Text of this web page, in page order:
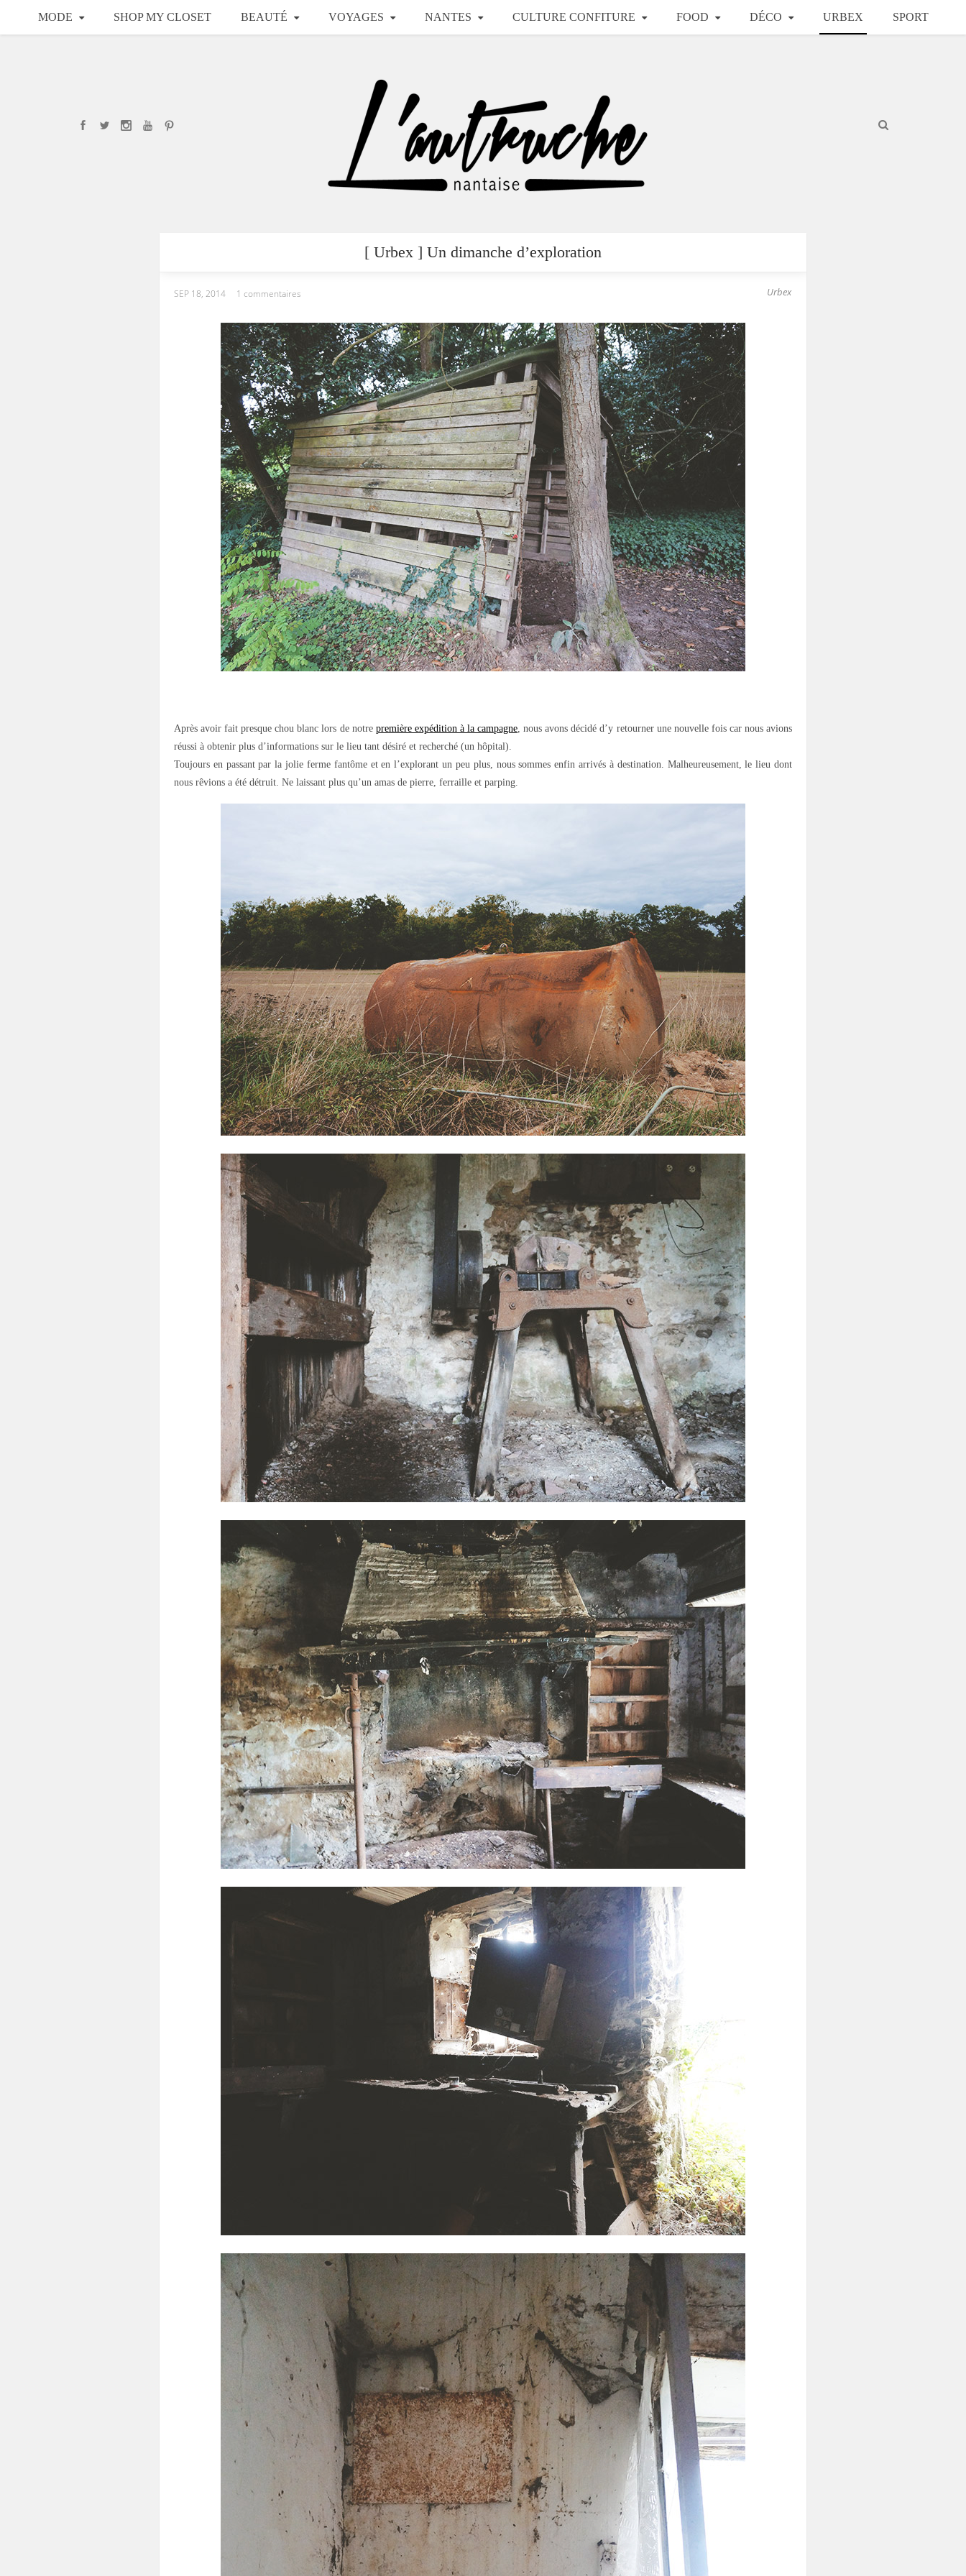
MODE SHOP MY CLOSET BEAUTÉ VOYAGES NANTES CULTURE CONFITURE FOOD DÉCO URBEX SPORT
[ Urbex ] Un dimanche d’exploration
Urbex
SEP 18, 2014 1 commentaires
Après avoir fait presque chou blanc lors de notre première expédition à la campagne, nous avons décidé d’y retourner une nouvelle fois car nous avions
réussi à obtenir plus d’informations sur le lieu tant désiré et recherché (un hôpital).
Toujours en passant par la jolie ferme fantôme et en l’explorant un peu plus, nous sommes enfin arrivés à destination. Malheureusement, le lieu dont
nous rêvions a été détruit. Ne laissant plus qu’un amas de pierre, ferraille et parping.